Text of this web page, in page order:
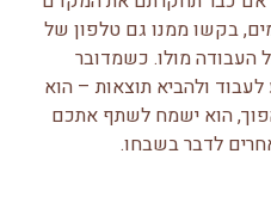
בקשו ממנו גם טלפון של
מולו. כשמדובר
ולהביא תוצאות – הוא
הוא ישמח לשתף אתכם
לדבר בשבחו.